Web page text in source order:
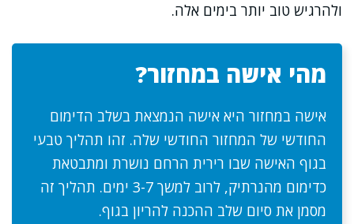
ולהרגיש טוב יותר בימים אלה.
מהי אישה במחזור?
אישה במחזור היא אישה הנמצאת בשלב הדימום
החודשי של המחזור החודשי שלה. זהו תהליך טבעי
בגוף האישה שבו רירית הרחם נושרת ומתבטאת
כדימום מהנרתיק, לרוב למשך 3-7 ימים. תהליך זה
מסמן את סיום שלב ההכנה להריון בגוף.